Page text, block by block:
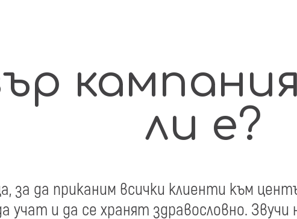
ли е?
за да приканим всички клиенти към
учат и да се хранят здравословно. Звучи